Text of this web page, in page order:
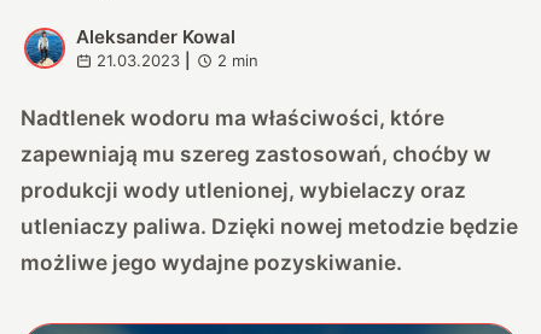
A
Aleksander Kowal
21.03.2023 2 min
Nadtlenek wodoru ma właściwości, które
zapewniają mu szereg zastosowań, choćby w
produkcji wody utlenionej, wybielaczy oraz
utleniaczy paliwa. Dzięki nowej metodzie będzie
możliwe jego wydajne pozyskiwanie.